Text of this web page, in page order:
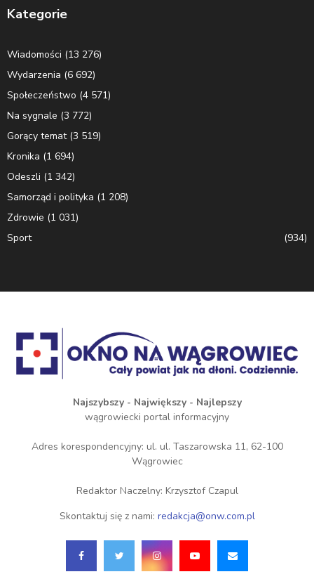
Kategorie
Wiadomości (13 276)
Wydarzenia (6 692)
Społeczeństwo (4 571)
Na sygnale (3 772)
Gorący temat(3 519)
Kronika (1 694)
Odeszli (1 342)
Samorząd i polityka (1 208)
Zdrowie (1 031)
Sport
(934)
Najszybszy - Największy - Najlepszy
wągrowiecki portal informacyjny
Adres korespondencyjny: ul. ul. Taszarowska 11, 62-100
Wągrowiec
Redaktor Naczelny: Krzysztof Czapul
Skontaktuj się z nami: redakcja@onw.com.pl